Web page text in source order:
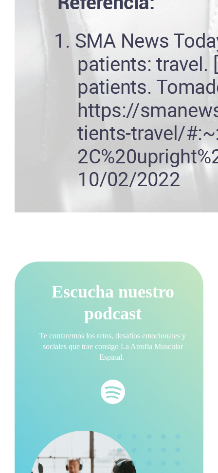
Escucha nuestro
podcast
Te contaremos los retos, desafíos emocionales y
sociales que trae consigo La Atrofia Muscular
Espinal.